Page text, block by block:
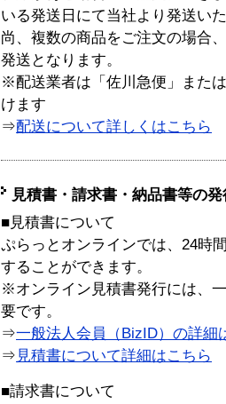
いる発送日にて当社より発送い
尚、複数の商品をご注文の場合
発送となります。
※配送業者は「佐川急便」また
けます
⇒配送について詳しくはこちら
見積書・請求書・納品書等の
■見積書について
ぷらっとオンラインでは、24時
することができます。
※オンライン見積書発行には、
要です。
⇒一般法人会員（BizID）の詳細
⇒ 見積書について詳細はこちら
■請求書について